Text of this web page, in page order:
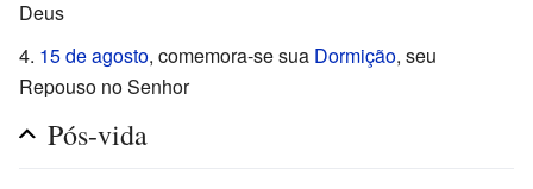
Deus
15 de agosto, comemora-se sua Dormição, seu
Repouso no Senhor
Pós-vida